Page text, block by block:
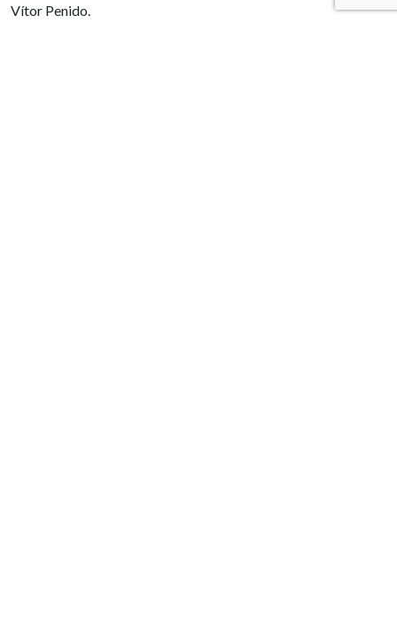
Vítor Penido.